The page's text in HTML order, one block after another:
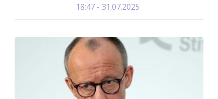
31.07.2025 - 18:47